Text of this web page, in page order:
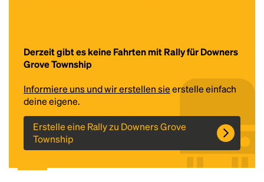
Derzeit gibt es keine Fahrten mit Rally für Downers
Grove Township
Informiere uns und wir erstellen sieerstelle einfach
deine eigene.
Erstelle eine Rally zu Downers Grove
Township
Headline